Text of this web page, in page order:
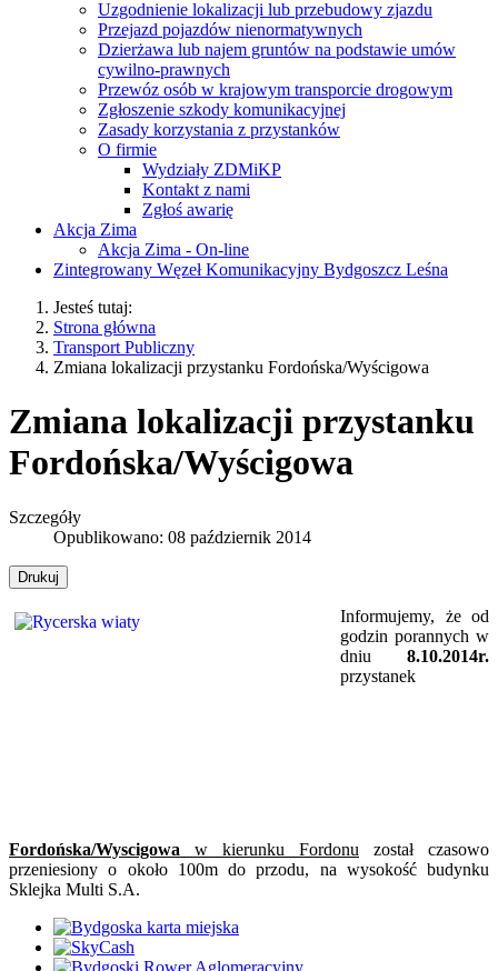
Uzgodnienie lokalizacji lub przebudowy zjazdu
Przejazd pojazdów nienormatywnych
Dzierżawa lub najem gruntów na podstawie umów
cywilno-prawnych
Przewóz osób w krajowym transporcie drogowym
Zgłoszenie szkody komunikacyjnej
Zasady korzystania z przystanków
O firmie
Wydziały ZDMiKP
Kontakt z nami
Zgłoś awarię
Akcja Zima
Akcja Zima - On-line
Zintegrowany Węzeł Komunikacyjny Bydgoszcz Leśna
Jesteś tutaj:
Strona główna
Transport Publiczny
Zmiana lokalizacji przystanku Fordońska/Wyścigowa
Zmiana lokalizacji przystanku
Fordońska/Wyścigowa
Szczegóły
Opublikowano: 08 październik 2014
Drukuj
Informujemy, że od
godzin porannych w
dniu 8.10.2014r.
przystanek
Fordońska/Wyscigowa w kierunku Fordonu został czasowo
przeniesiony o około 100m do przodu, na wysokość budynku
Sklejka Multi S.A.